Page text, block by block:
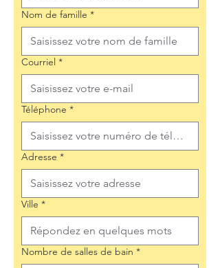
Nom de famille *
Courriel *
Téléphone *
Adresse *
Ville *
Nombre de salles de bain *